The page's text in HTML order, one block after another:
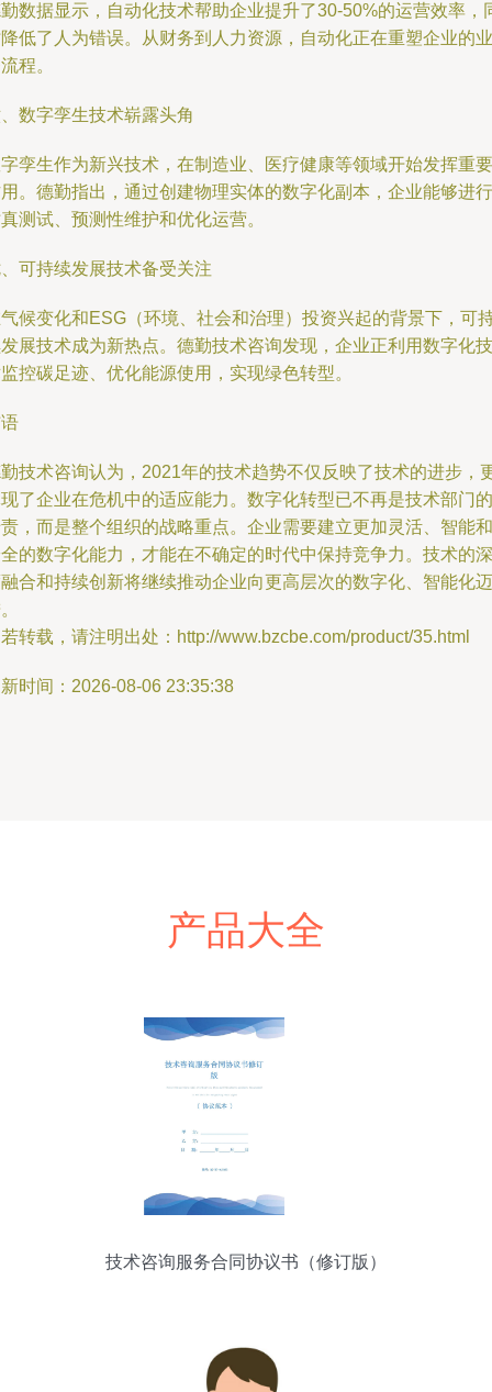
数据显示，自动化技术帮助企业提升了30-50%的运营效率，
低了人为错误。从财务到人力资源，自动化正在重塑企业的业
程。
数字孪生技术崭露头角
孪生作为新兴技术，在制造业、医疗健康等领域开始发挥重要
。德勤指出，通过创建物理实体的数字化副本，企业能够进行
测试、预测性维护和优化运营。
可持续发展技术备受关注
候变化和ESG（环境、社会和治理）投资兴起的背景下，可
展技术成为新热点。德勤技术咨询发现，企业正利用数字化技
控碳足迹、优化能源使用，实现绿色转型。
技术咨询认为，2021年的技术趋势不仅反映了技术的进步，
了企业在危机中的适应能力。数字化转型已不再是技术部门的
，而是整个组织的战略重点。企业需要建立更加灵活、智能和
的数字化能力，才能在不确定的时代中保持竞争力。技术的深
合和持续创新将继续推动企业向更高层次的数字化、智能化迈
转载，请注明出处：http://www.bzcbe.com/product/35.html
时间：2026-08-06 23:35:38
产品大全
技术咨询服务合同协议书（修订版）